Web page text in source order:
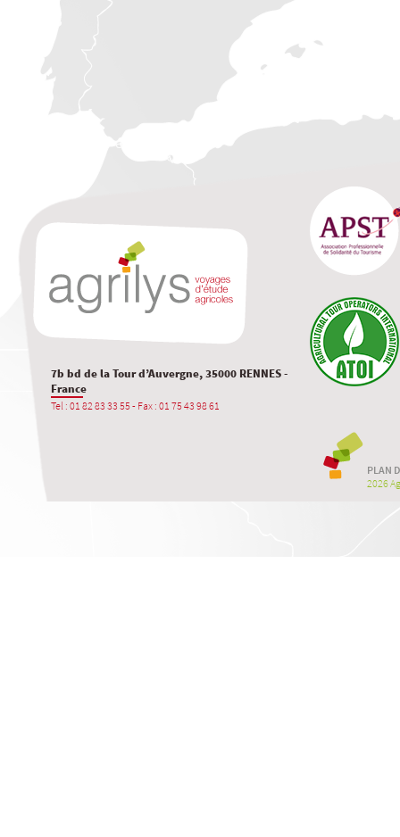
7b bd de la Tour d’Auvergne, 35000 RENNES -
France
Tel : 01 82 83 33 55 - Fax : 01 75 43 98 61
PLAN
2026